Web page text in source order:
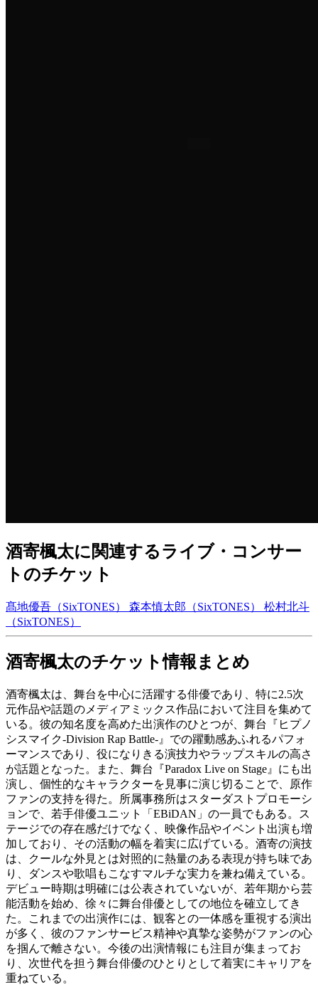
酒寄楓太に関連するライブ・コンサー
トのチケット
髙地優吾（SixTONES） 森本慎太郎（SixTONES） 松村北斗
（SixTONES）
酒寄楓太のチケット情報まとめ
酒寄楓太は、舞台を中心に活躍する俳優であり、特に2.5次
元作品や話題のメディアミックス作品において注目を集めて
いる。彼の知名度を高めた出演作のひとつが、舞台『ヒプノ
シスマイク-Division Rap Battle-』での躍動感あふれるパフォ
ーマンスであり、役になりきる演技力やラップスキルの高さ
が話題となった。また、舞台『Paradox Live on Stage』にも出
演し、個性的なキャラクターを見事に演じ切ることで、原作
ファンの支持を得た。所属事務所はスターダストプロモーシ
ョンで、若手俳優ユニット「EBiDAN」の一員でもある。ス
テージでの存在感だけでなく、映像作品やイベント出演も増
加しており、その活動の幅を着実に広げている。酒寄の演技
は、クールな外見とは対照的に熱量のある表現が持ち味であ
り、ダンスや歌唱もこなすマルチな実力を兼ね備えている。
デビュー時期は明確には公表されていないが、若年期から芸
能活動を始め、徐々に舞台俳優としての地位を確立してき
た。これまでの出演作には、観客との一体感を重視する演出
が多く、彼のファンサービス精神や真摯な姿勢がファンの心
を掴んで離さない。今後の出演情報にも注目が集まってお
り、次世代を担う舞台俳優のひとりとして着実にキャリアを
重ねている。